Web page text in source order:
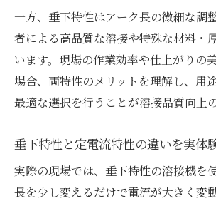
一方、垂下特性はアーク長の微細な調
者による高品質な溶接や特殊な材料・
います。現場の作業効率や仕上がりの
場合、両特性のメリットを理解し、用
最適な選択を行うことが溶接品質向上
垂下特性と定電流特性の違いを実体
実際の現場では、垂下特性の溶接機を
長を少し変えるだけで電流が大きく変